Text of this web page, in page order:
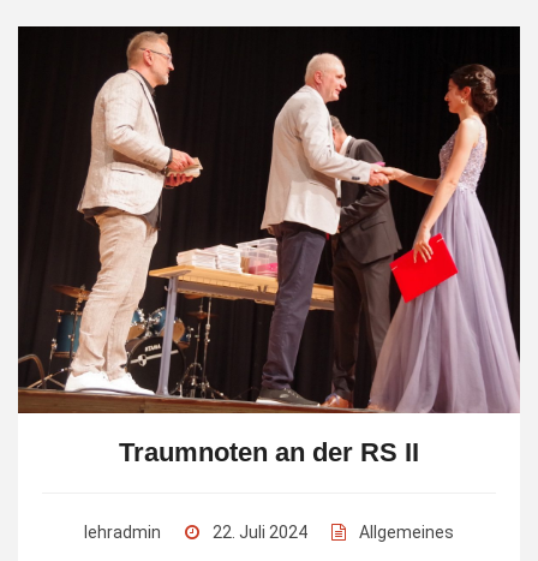
Traumnoten an der RS II
lehradmin 22. Juli 2024 Allgemeines